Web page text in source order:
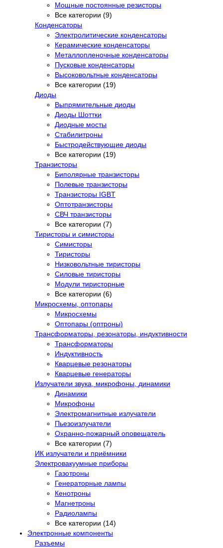
Мощные постоянные резисторы
Все категории (9)
Конденсаторы
Электролитические конденсаторы
Керамические конденсаторы
Металлопленочные конденсаторы
Пусковые конденсаторы
Высоковольтные конденсаторы
Все категории (19)
Диоды
Выпрямительные диоды
Диоды Шоттки
Диодные мосты
Стабилитроны
Быстродействующие диоды
Все категории (19)
Транзисторы
Биполярные транзисторы
Полевые транзисторы
Транзисторы IGBT
Оптотранзисторы
СВЧ транзисторы
Все категории (7)
Тиристоры и симисторы
Симисторы
Тиристоры
Низковольтные тиристоры
Силовые тиристоры
Модули тиристорные
Все категории (6)
Микросхемы, оптопары
Микросхемы
Оптопары (оптроны)
Трансформаторы, резонаторы, индуктивности
Трансформаторы
Индуктивность
Кварцевые резонаторы
Кварцевые генераторы
Излучатели звука, микрофоны, динамики
Динамики
Микрофоны
Электромагнитные излучатели
Пьезоизлучатели
Охранно-пожарный оповещатель
Все категории (7)
ИК излучатели и приёмники
Электровакуумные приборы
Газотроны
Генераторные лампы
Кенотроны
Магнетроны
Радиолампы
Все категории (14)
Электронные компоненты
Разъемы